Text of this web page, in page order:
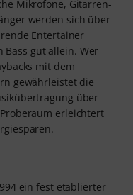
Mikrofone, Gitarren-
werden sich über
Entertainer
Bass gut allein. Wer
mit dem
gewährleistet die
über
erleichtert
ein fest etablierter